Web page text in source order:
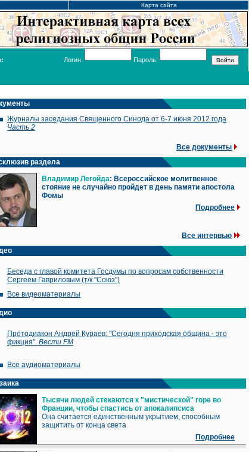
Карта сайта
Логин: Пароль:
Журналы заседания Священного Синода от 6-7 июня 2012 года
Часть 2
Все документы
раздела
Владимир Легойда: Всероссийское молитвенное
стояние не случайно пройдет в день памяти апостола
Фомы
Подробнее
Все интервью
Беседа с главой комитета Госдумы по вопросам собственности
Сергеем Гавриловым (т/к "Союз")
Все видеоматериалы
Протодиакон Андрей Кураев: "Сегодня приходская община - это
фикция". Вести FM
Все аудиоматериалы
Тысячи людей стекаются к "мистической" горе во
Франции, чтобы спастись от апокалипсиса
Она считается единственным укрытием, способным
защитить от конца света
Подробнее